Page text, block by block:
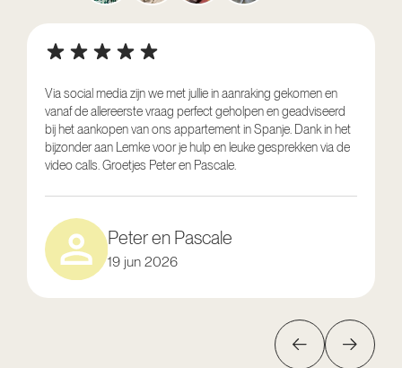
Via social media zijn we met jullie in aanraking gekomen en
vanaf de allereerste vraag perfect geholpen en geadviseerd
bij het aankopen van ons appartement in Spanje. Dank in het
bijzonder aan Lemke voor je hulp en leuke gesprekken via de
video calls. Groetjes Peter en Pascale.
Peter en Pascale
19 jun 2026